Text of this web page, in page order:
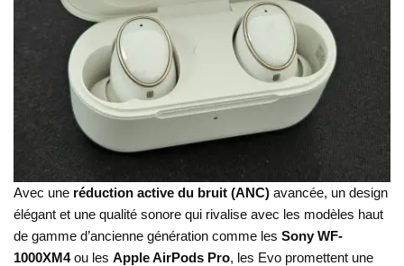
Avec une réduction active du bruit (ANC) avancée, un design
élégant et une qualité sonore qui rivalise avec les modèles haut
de gamme d’ancienne génération comme les Sony WF-
1000XM4ou les Apple AirPods Pro, les Evo promettent une